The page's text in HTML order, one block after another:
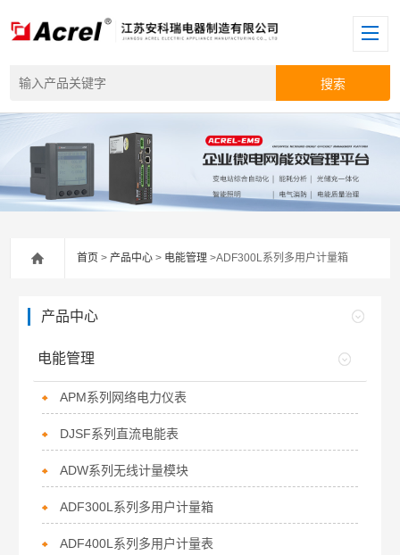
首页 >产品中心 > 电能管理 >ADF300L系列多用户计量箱
产品中心
电能管理
APM系列网络电力仪表
DJSF系列直流电能表
ADW系列无线计量模块
ADF300L系列多用户计量箱
ADF400L系列多用户计量表